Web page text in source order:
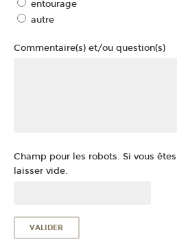
entourage
autre
Commentaire(s) et/ou question(s)
Champ pour les robots. Si vous
laisser vide.